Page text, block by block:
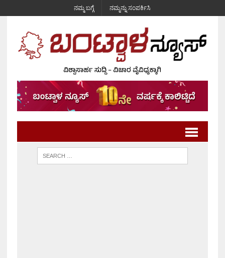
ನಮ್ಮ ಬಗ್ಗೆ ನಮ್ಮನ್ನು ಸಂಪರ್ಕಿಸಿ